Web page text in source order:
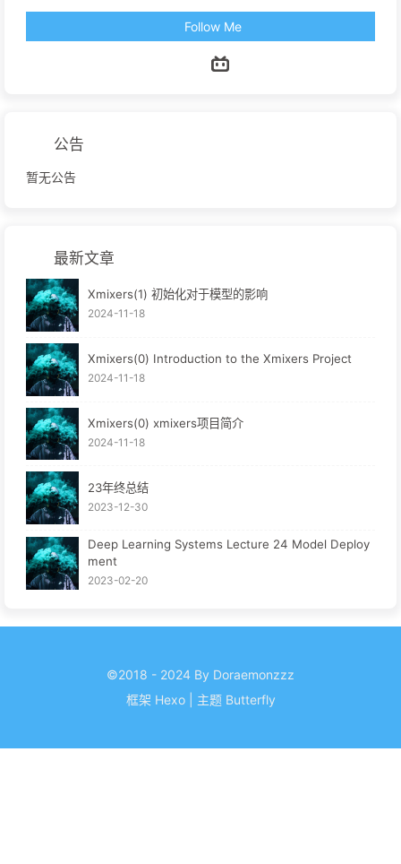
Follow Me
公告
暂无公告
最新文章
Xmixers(1) 初始化对于模型的影响
2024-11-18
Xmixers(0) Introduction to the Xmixers Project
2024-11-18
Xmixers(0) xmixers项目简介
2024-11-18
23年终总结
2023-12-30
Deep Learning Systems Lecture 24 Model Deploy
ment
2023-02-20
©2018 - 2024 By Doraemonzzz
框架 Hexo 主题 Butterfly